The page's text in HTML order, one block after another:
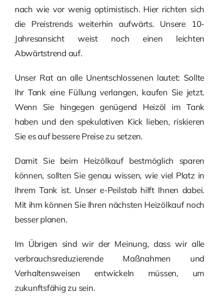
nach wie vor wenig optimistisch. Hier richten sich
die Preistrends weiterhin aufwärts. Unsere 10-
Jahresansicht weist noch einen leichten
Abwärtstrend auf.
Unser Rat an alle Unentschlossenen lautet: Sollte
Ihr Tank eine Füllung verlangen, kaufen Sie jetzt.
Wenn Sie hingegen genügend Heizöl im Tank
haben und den spekulativen Kick lieben, riskieren
Sie es auf bessere Preise zu setzen.
Damit Sie beim Heizölkauf bestmöglich sparen
können, sollten Sie genau wissen, wie viel Platz in
Ihrem Tank ist. Unser e-Peilstab hilft Ihnen dabei.
Mit ihm können Sie Ihren nächsten Heizölkauf noch
besser planen.
Im Übrigen sind wir der Meinung, dass wir alle
verbrauchsreduzierende Maßnahmen und
Verhaltensweisen entwickeln müssen, um
zukunftsfähig zu sein.